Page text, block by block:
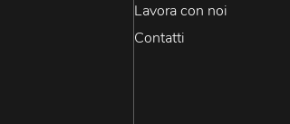
Lavora con noi
Contatti